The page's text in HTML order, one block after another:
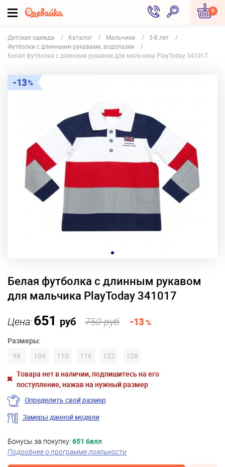
0
Детская одежда Каталог Мальчики
3-8 лет
Футболки с длинными рукавами, водолазки
Белая футболка с длинным рукавом для мальчика PlayToday 341017
13
Белая футболка с длинным рукавом
для мальчика PlayToday 341017
Цена:651 руб 750 руб -13%
Размеры:
98
104 110 116 122
128
Товара нет в наличии, подпишитесь на его
поступление, нажав на нужный размер
Определить свой размер
Замеры данной модели
Бонусы за покупку: 651 балл
Подробнее о программе лояльности